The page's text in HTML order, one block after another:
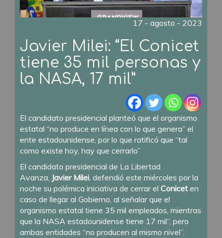
17 - agosto - 2023
Javier Milei: “El Conicet
tiene 35 mil personas y
la NASA, 17 mil”
El candidato presidencial planteó que el organismo
estatal “no produce en línea con lo que genera” el
ente estadounidense, por lo que ratificó que “tal
como existe hoy, hay que cerrarlo”
El candidato presidencial de La Libertad
Avanza, Javier Milei, defendió este miércoles por la
noche su polémica iniciativa de cerrar el Conicet en
caso de llegar al Gobierno, al señalar que el
organismo estatal tiene 35 mil empleados, mientras
que la NASA estadounidense tiene 17 mil“, pero
ambas entidades “no producen al mismo nivel”.